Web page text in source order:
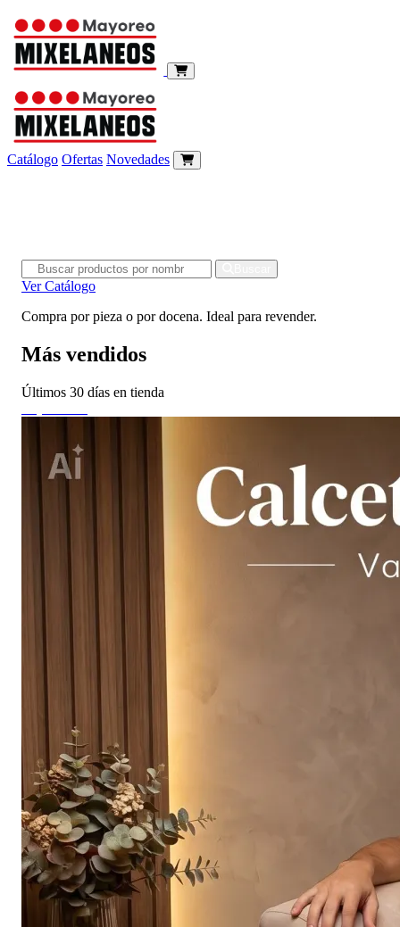
Catálogo Ofertas Novedades
Buscar productos
Ver Catálogo
Compra por pieza o por docena. Ideal para revender.
Más vendidos
Últimos 30 días en tienda